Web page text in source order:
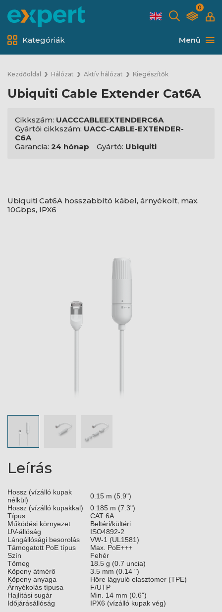
0
Menü
Kategóriák
Kezdőoldal Hálózat Aktív hálózat Kiegészítők
Ubiquiti Cable Extender Cat6A
Cikkszám: UACCCABLEEXTENDERC6A
Gyártói cikkszám: UACC-CABLE-EXTENDER-
C6A
Garancia: 24 hónap Gyártó: Ubiquiti
Ubiquiti Cat6A hosszabbító kábel, árnyékolt, max.
10Gbps, IPX6
Leírás
Hossz (vízálló kupak
nélkül)
0.15 m (5.9")
Hossz (vízálló kupakkal)
0.185 m (7.3")
Típus
CAT 6A
Működési környezet
Beltéri/kültéri
UV-állóság
ISO4892-2
Lángállósági besorolás
VW-1 (UL1581)
Támogatott PoE típus
Max. PoE+++
Szín
Fehér
Tömeg
18.5 g (0.7 uncia)
Köpeny átmérő
3.5 mm (0.14 ")
Köpeny anyaga
Hőre lágyuló elasztomer (TPE)
Árnyékolás típusa
F/UTP
Hajlítási sugár
Min. 14 mm (0.6")
Időjárásállóság
IPX6 (vízálló kupak vég)